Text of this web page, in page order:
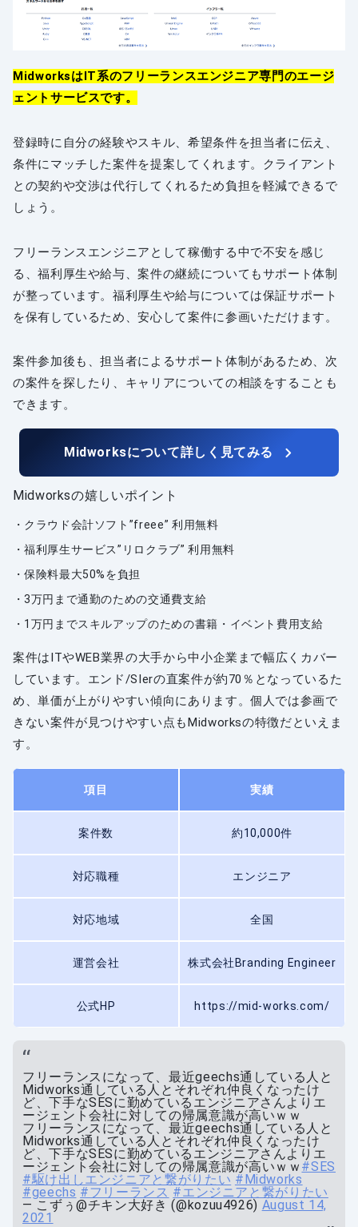
MidworksはIT系のフリーランスエンジニア専門のエージ
ェントサービスです。
登録時に自分の経験やスキル、希望条件を担当者に伝え、
条件にマッチした案件を提案してくれます。クライアント
との契約や交渉は代行してくれるため負担を軽減できるで
しょう。
フリーランスエンジニアとして稼働する中で不安を感じ
る、福利厚生や給与、案件の継続についてもサポート体制
が整っています。福利厚生や給与については保証サポート
を保有しているため、安心して案件に参画いただけます。
案件参加後も、担当者によるサポート体制があるため、次
の案件を探したり、キャリアについての相談をすることも
できます。
Midworksについて詳しく見てみる
Midworksの嬉しいポイント
クラウド会計ソフト”freee” 利用無料
福利厚生サービス”リロクラブ” 利用無料
保険料最大50%を負担
3万円まで通勤のための交通費支給
1万円までスキルアップのための書籍・イベント費用支給
案件はITやWEB業界の大手から中小企業まで幅広くカバー
しています。エンド/SIerの直案件が約70％となっているた
め、単価が上がりやすい傾向にあります。個人では参画で
きない案件が見つけやすい点もMidworksの特徴だといえま
す。
項目 実績
案件数 約10,000件
対応職種 エンジニア
対応地域 全国
運営会社 株式会社Branding Engineer
公式HP https://mid-works.com/
フリーランスになって、最近geechs通している人と
Midworks通している人とそれぞれ仲良くなったけ
ど、下手なSESに勤めているエンジニアさんよりエ
ージェント会社に対しての帰属意識が高いｗｗ
フリーランスになって、最近geechs通している人と
Midworks通している人とそれぞれ仲良くなったけ
ど、下手なSESに勤めているエンジニアさんよりエ
ージェント会社に対しての帰属意識が高いｗｗ #SES
#駆け出しエンジニアと繋がりたい #Midworks
#geechs #フリーランス #エンジニアと繋がりたい
— こずぅ@チキン大好き (@kozuu4926) August 14,
2021